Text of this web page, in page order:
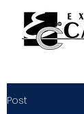
Post